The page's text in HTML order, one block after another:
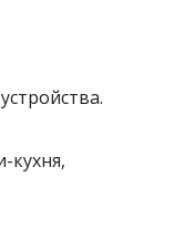
кухня,